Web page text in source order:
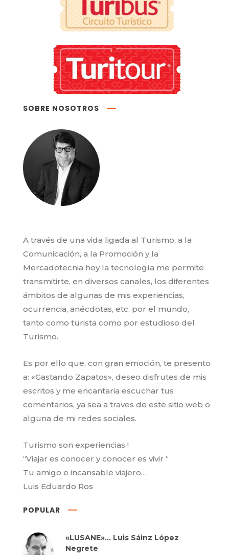
SOBRE NOSOTROS
A través de una vida ligada al Turismo, a la
Comunicación, a la Promoción y la
Mercadotecnia hoy la tecnología me permite
transmitirte, en diversos canales, los diferentes
ámbitos de algunas de mis experiencias,
ocurrencia, anécdotas, etc. por el mundo,
tanto como turista como por estudioso del
Turismo.
Es por ello que, con gran emoción, te presento
a: «Gastando Zapatos», deseo disfrutes de mis
escritos y me encantaria escuchar tus
comentarios, ya sea a traves de este sitio web o
alguna de mi redes sociales.
Turismo son experiencias !
“Viajar es conocer y conocer es vivir “
Tu amigo e incansable viajero…
Luis Eduardo Ros
POPULAR
«LUSANE»… Luis Sáinz López
Negrete